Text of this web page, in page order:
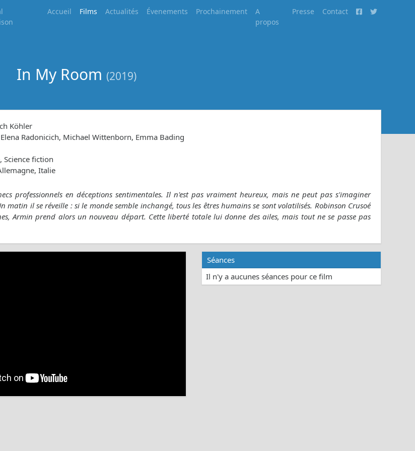
Accueil Films Actualités Évenements Prochainement
A
propos
Presse Contact
In My Room (2019)
Köhler
Radonicich, Michael Wittenborn, Emma Bading
Science fiction
Italie
professionnels en déceptions sentimentales. Il n'est pas vraiment heureux, mais ne peut pas s'imaginer
matin il se réveille : si le monde semble inchangé, tous les êtres humains se sont volatilisés. Robinson Crusoé
Armin prend alors un nouveau départ. Cette liberté totale lui donne des ailes, mais tout ne se passe pas
Séances
Il n'y a aucunes séances pour ce film